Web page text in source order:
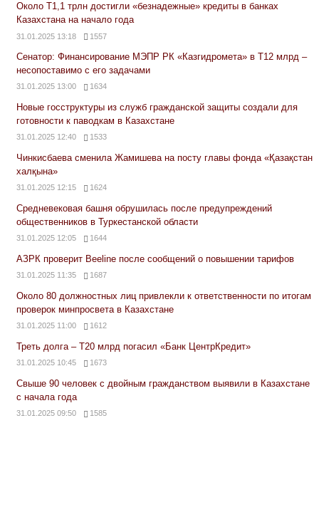
Около Т1,1 трлн достигли «безнадежные» кредиты в банках
Казахстана на начало года
31.01.2025 13:18 1557
Сенатор: Финансирование МЭПР РК «Казгидромета» в Т12 млрд –
несопоставимо с его задачами
31.01.2025 13:00 1634
Новые госструктуры из служб гражданской защиты создали для
готовности к паводкам в Казахстане
31.01.2025 12:40 1533
Чинкисбаева сменила Жамишева на посту главы фонда «Қазақстан
халқына»
31.01.2025 12:15 1624
Средневековая башня обрушилась после предупреждений
общественников в Туркестанской области
31.01.2025 12:05 1644
АЗРК проверит Beeline после сообщений о повышении тарифов
31.01.2025 11:35 1687
Около 80 должностных лиц привлекли к ответственности по итогам
проверок минпросвета в Казахстане
31.01.2025 11:00 1612
Треть долга – Т20 млрд погасил «Банк ЦентрКредит»
31.01.2025 10:45 1673
Свыше 90 человек с двойным гражданством выявили в Казахстане
с начала года
31.01.2025 09:50 1585